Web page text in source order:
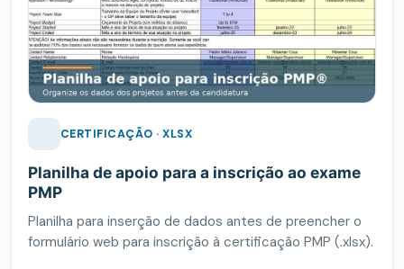
CERTIFICAÇÃO · XLSX
Planilha de apoio para a inscrição ao exame
PMP
Planilha para inserção de dados antes de preencher o
formulário web para inscrição à certificação PMP (.xlsx).